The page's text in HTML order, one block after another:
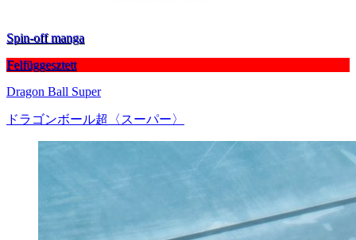
Spin-off manga
Felfüggesztett
Dragon Ball Super
ドラゴンボール超〈スーパー〉